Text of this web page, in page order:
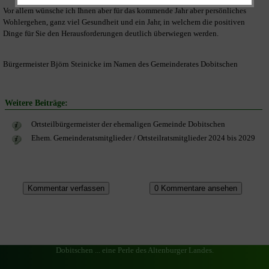
Vor allem wünsche ich Ihnen aber für das kommende Jahr aber persönliches
Wohlergehen, ganz viel Gesundheit und ein Jahr, in welchem die positiven
Dinge für Sie den Herausforderungen deutlich überwiegen werden.
Bürgermeister Björn Steinicke im Namen des Gemeinderates Dobitschen
Weitere Beiträge:
Ortsteilbürgermeister der ehemaligen Gemeinde Dobitschen
Ehem. Gemeinderatsmitglieder / Ortsteilratsmitglieder 2024 bis 2029
Dobitschen ... eine Perle des Altenburger Landes.